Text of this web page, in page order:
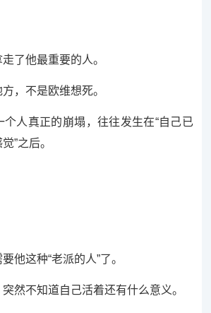
了他最重要的人。
，不是欧维想死。
个人真正的崩塌，往往发生在“自己已
”之后。
他这种“老派的人”了。
然不知道自己活着还有什么意义。